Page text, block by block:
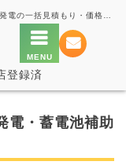
登録済
電・蓄電池補助